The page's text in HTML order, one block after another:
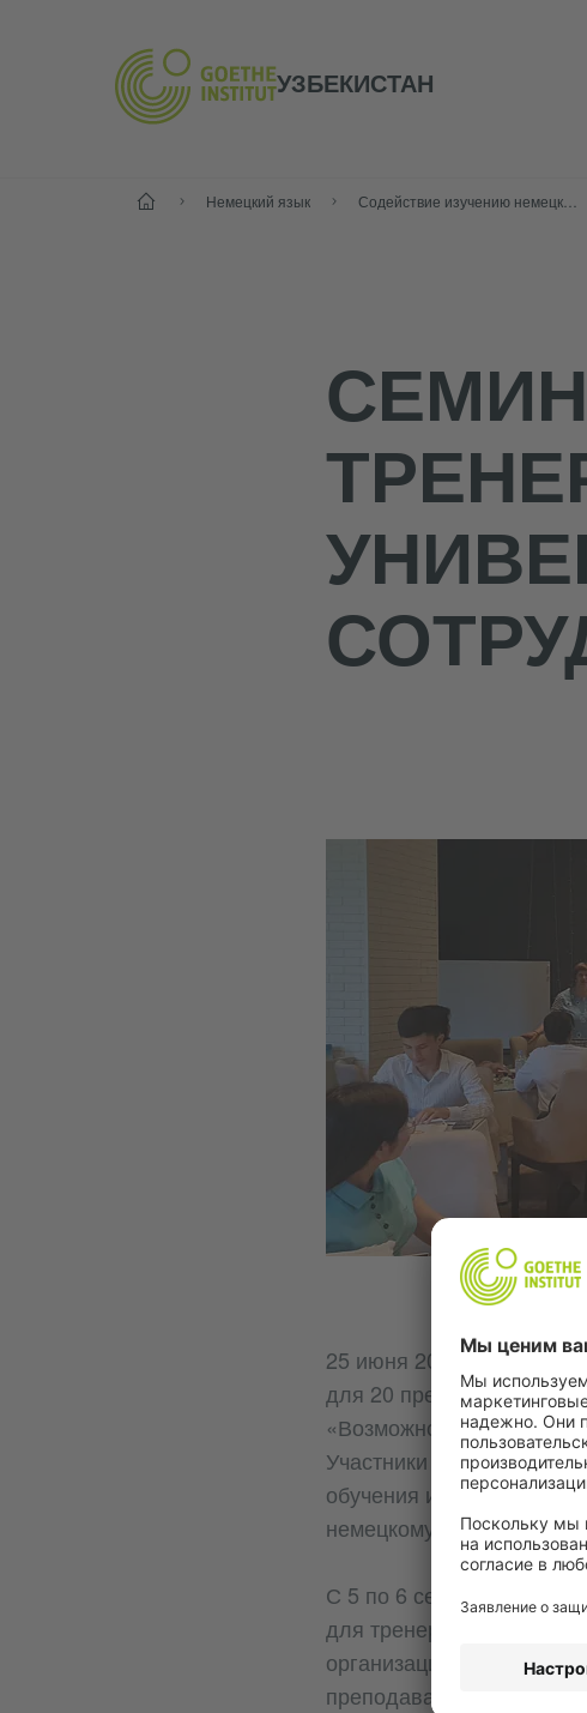
УЗБЕКИСТАН
Старт Немецкий язык
25 июня 2025 года под
для 20 преподавателей
«Возможности работы
Участники углубили
обучения иностранным
немецкому языку как
С 5 по 6 сентября 2025
для тренеров DLL в
организации
преподавателями.